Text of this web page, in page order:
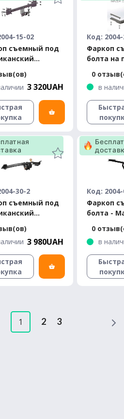
15-02
съемный под
1998-2003
3 320UAH
Код:
Фаркоп
болта на
2200
0
в
30-2
съемный под
2016-...
3 980UAH
Код: 2004-
Фаркоп
болта -
0
в
1 2 3